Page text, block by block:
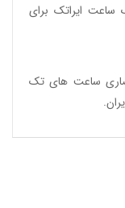
ساعت ایراتک برای
ساعت های تک
.